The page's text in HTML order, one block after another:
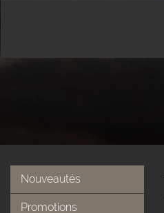
Nouveautés
Promotions